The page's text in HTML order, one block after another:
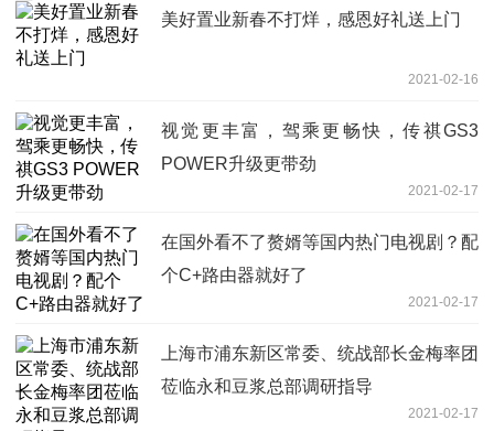
美好置业新春不打烊，感恩好礼送上门
2021-02-16
视觉更丰富，驾乘更畅快，传祺GS3
POWER升级更带劲
2021-02-17
在国外看不了赘婿等国内热门电视剧？配
个C+路由器就好了
2021-02-17
上海市浦东新区常委、统战部长金梅率团
莅临永和豆浆总部调研指导
2021-02-17